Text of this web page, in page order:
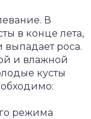
В
в конце лета,
выпадает роса.
и влажной
кусты
режима